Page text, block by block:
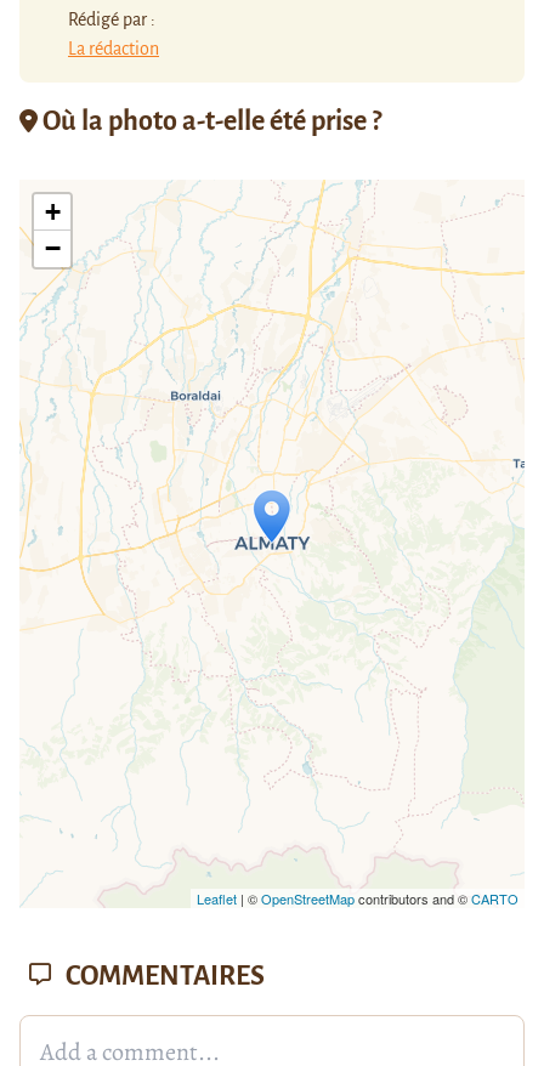
Rédigé par :
La rédaction
Où la photo a-t-elle été prise ?
Travelers' Map is loading...
If you see this after your page is
loaded completely, leafletJS files are
missing.
+
−
Leaflet| ©OpenStreetMapcontributors and ©CARTO
COMMENTAIRES